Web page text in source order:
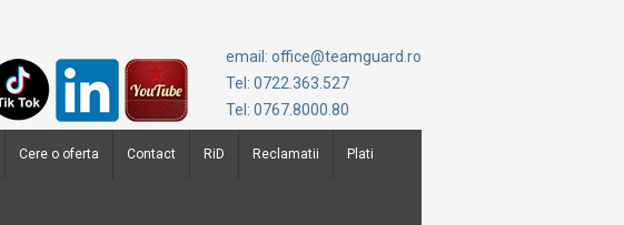
email: office@teamguard.ro
Tel: 0722.363.527
Tel: 0767.8000.80
Cere o oferta Contact RiD Reclamatii Plati